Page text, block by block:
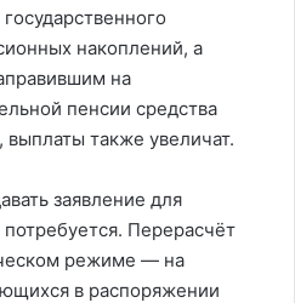
накоплений, а
на
пенсии средства
выплаты также увеличат.
заявление для
Перерасчёт
режиме — на
в распоряжении